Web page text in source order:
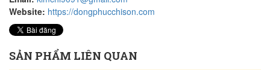
Website: https://dongphucchison.com
SẢN PHẨM LIÊN QUAN